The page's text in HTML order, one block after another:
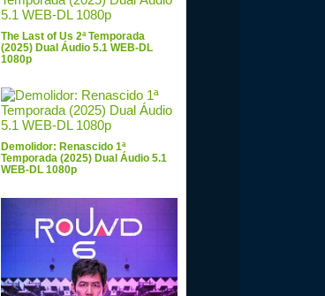
The Last of Us 2ª Temporada
(2025) Dual Áudio 5.1 WEB-DL
1080p
Demolidor: Renascido 1ª
Temporada (2025) Dual Áudio 5.1
WEB-DL 1080p